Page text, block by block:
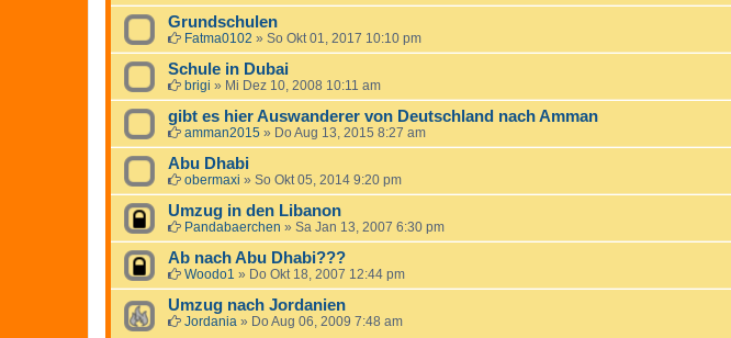
Grundschulen
Fatma0102 » So Okt 01, 2017 10:10 pm
Schule in Dubai
brigi » Mi Dez 10, 2008 10:11 am
gibt es hier Auswanderer von Deutschland nach Amman
amman2015 » Do Aug 13, 2015 8:27 am
Abu Dhabi
obermaxi » So Okt 05, 2014 9:20 pm
Umzug in den Libanon
Pandabaerchen » Sa Jan 13, 2007 6:30 pm
Ab nach Abu Dhabi???
Woodo1 » Do Okt 18, 2007 12:44 pm
Umzug nach Jordanien
Jordania » Do Aug 06, 2009 7:48 am